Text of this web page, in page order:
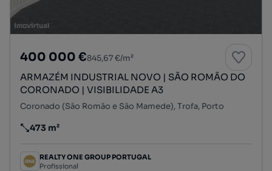
400 000 €845,67 €/m²
ARMAZÉM INDUSTRIAL NOVO | SÃO ROMÃO DO
CORONADO | VISIBILIDADE A3
Coronado (São Romão e São Mamede), Trofa, Porto
Preço por metro quadrado
473 m²
REALTY ONE GROUP PORTUGAL
Profissional